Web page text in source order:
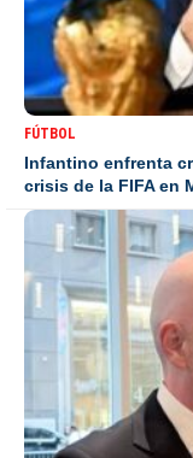
FÚTBOL
Infantino enfrenta
crisis de la FIFA en